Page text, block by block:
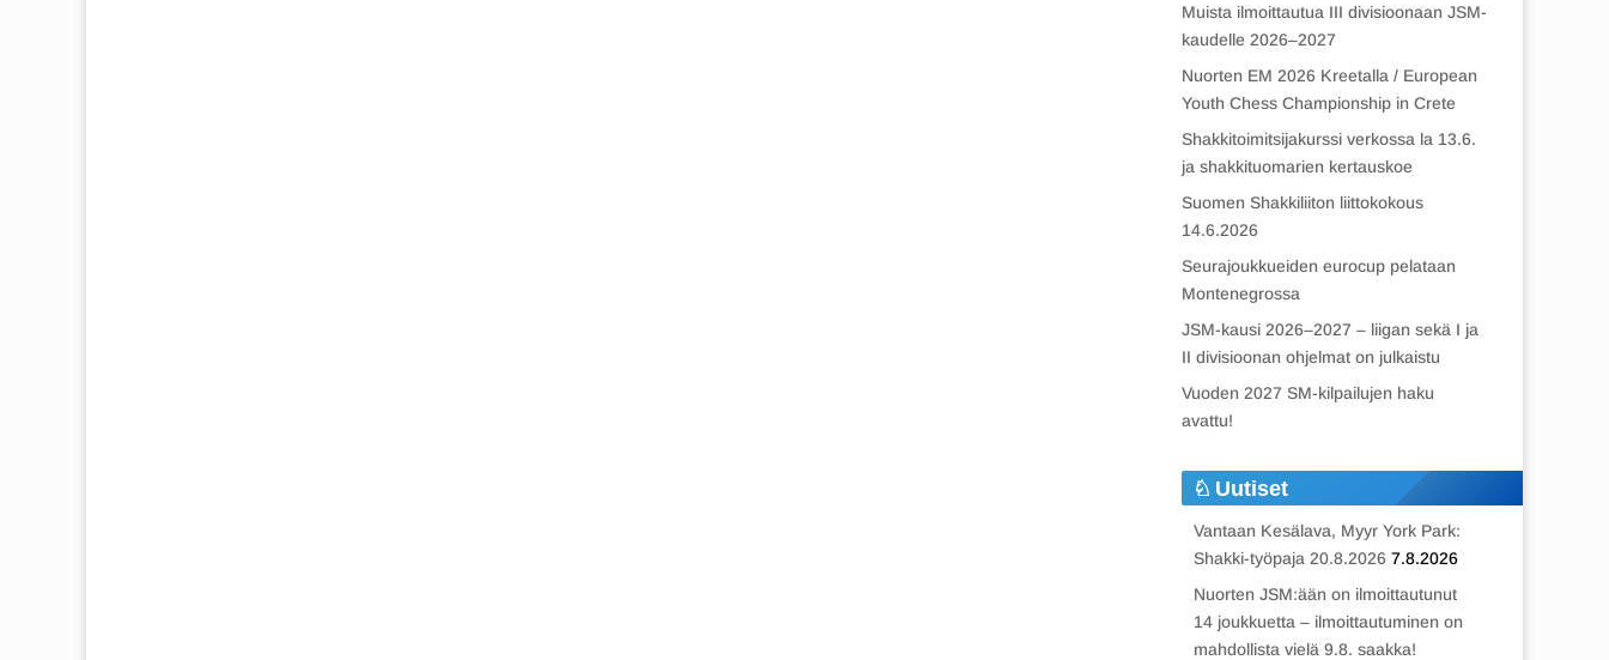
Muista ilmoittautua III divisioonaan JSM-
kaudelle 2026–2027
Nuorten EM 2026 Kreetalla / European
Youth Chess Championship in Crete
Shakkitoimitsijakurssi verkossa la 13.6.
ja shakkituomarien kertauskoe
Suomen Shakkiliiton liittokokous
14.6.2026
Seurajoukkueiden eurocup pelataan
Montenegrossa
JSM-kausi 2026–2027 – liigan sekä I ja
II divisioonan ohjelmat on julkaistu
Vuoden 2027 SM-kilpailujen haku
avattu!
Uutiset
Vantaan Kesälava, Myyr York Park:
Shakki-työpaja 20.8.2026 7.8.2026
Nuorten JSM:ään on ilmoittautunut
14 joukkuetta – ilmoittautuminen on
mahdollista vielä 9.8. saakka!